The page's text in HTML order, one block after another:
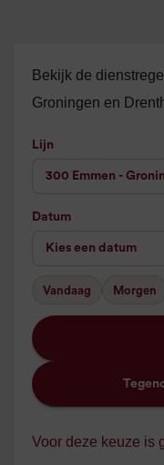
Bekijk de
Groningen en
Lijn
Datum
Vandaag Morgen
Voor deze keuze is